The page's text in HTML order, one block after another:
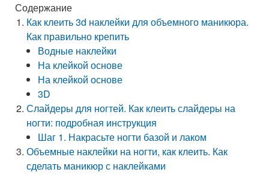
Содержание
Как клеить 3d наклейки для объемного маникюра.
Как правильно крепить
Водные наклейки
На клейкой основе
На клейкой основе
3D
Слайдеры для ногтей. Как клеить слайдеры на
ногти: подробная инструкция
Шаг 1. Накрасьте ногти базой и лаком
Объемные наклейки на ногти, как клеить. Как
сделать маникюр с наклейками